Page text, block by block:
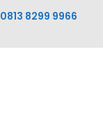
0813 8299 9966